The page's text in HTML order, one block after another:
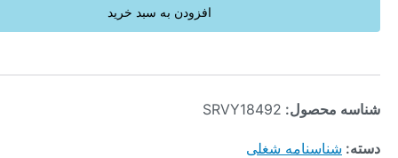
افزودن به سبد خرید
محصول:SRVY18492
شغلی